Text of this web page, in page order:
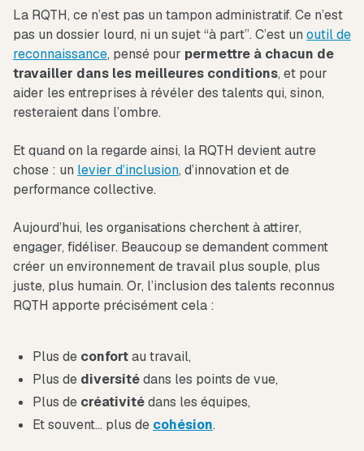
La RQTH, ce n’est pas un tampon administratif. Ce n’est
pas un dossier lourd, ni un sujet “à part”. C’est un outil de
reconnaissance, pensé pour permettre à chacun de
travailler dans les meilleures conditions, et pour
aider les entreprises à révéler des talents qui, sinon,
resteraient dans l’ombre.
Et quand on la regarde ainsi, la RQTH devient autre
chose : un levier d’inclusion, d’innovation et de
performance collective.
Aujourd’hui, les organisations cherchent à attirer,
engager, fidéliser. Beaucoup se demandent comment
créer un environnement de travail plus souple, plus
juste, plus humain. Or, l’inclusion des talents reconnus
RQTH apporte précisément cela :
Plus de confortau travail,
Plus de diversitédans les points de vue,
Plus de créativitédans les équipes,
Et souvent… plus de cohésion.